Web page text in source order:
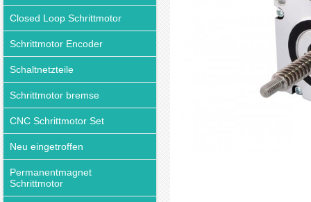
Closed Loop Schrittmotor
Schrittmotor Encoder
Schaltnetzteile
Schrittmotor bremse
CNC Schrittmotor Set
Neu eingetroffen
Permanentmagnet
Schrittmotor